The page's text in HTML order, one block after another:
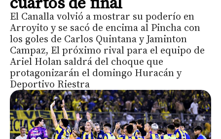
El Canalla volvió a mostrar su poderío en
Arroyito y se sacó de encima al Pincha con
los goles de Carlos Quintana y Jaminton
Campaz, El próximo rival para el equipo de
Ariel Holan saldrá del choque que
protagonizarán el domingo Huracán y
Deportivo Riestra